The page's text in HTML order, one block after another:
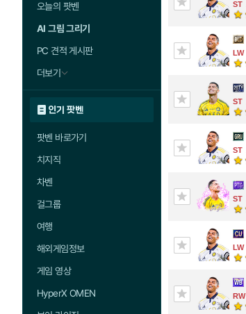
오늘의 팟벤
AI 그림 그리기
PC 견적 게시판
더보기
인기 팟벤
팟벤 바로가기
치지직
차벤
걸그룹
여행
해외게임정보
게임 영상
HyperX OMEN